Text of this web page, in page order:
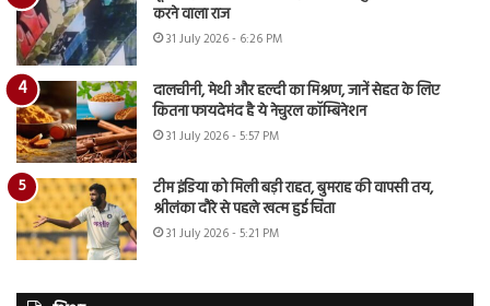
करने वाला राज
31 July 2026 - 6:26 PM
दालचीनी, मेथी और हल्दी का मिश्रण, जानें सेहत के लिए
कितना फायदेमंद है ये नेचुरल कॉम्बिनेशन
31 July 2026 - 5:57 PM
टीम इंडिया को मिली बड़ी राहत, बुमराह की वापसी तय,
श्रीलंका दौरे से पहले खत्म हुई चिंता
31 July 2026 - 5:21 PM